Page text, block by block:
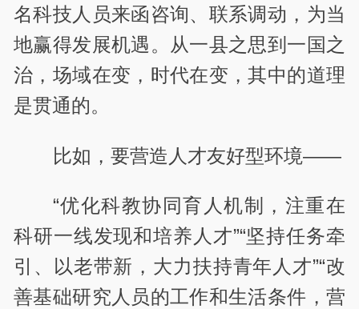
名科技人员来函咨询、联系调动，为当
地赢得发展机遇。从一县之思到一国之
治，场域在变，时代在变，其中的道理
是贯通的。
比如，要营造人才友好型环境——
“优化科教协同育人机制，注重在
科研一线发现和培养人才”“坚持任务牵
引、以老带新，大力扶持青年人才”“改
善基础研究人员的工作和生活条件，营